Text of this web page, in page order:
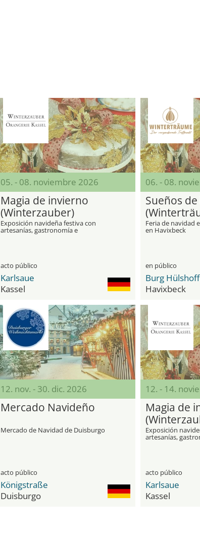
05. - 08. noviembre 2026
Magia de invierno
(Winterzauber)
Exposición navideña festiva con
artesanías, gastronomía e
iluminaciones
acto público
Karlsaue
Kassel
06. - 08.
Sueños
Feria de navidad
en Havixbeck
en público
Burg Hülshoff
Havixbeck
12. nov. - 30. dic. 2026
Mercado Navideño
Mercado de Navidad de Duisburgo
acto público
Königstraße
Duisburgo
12. - 14.
Magia de
Exposición
artesanías,
iluminaciones
acto público
Karlsaue
Kassel